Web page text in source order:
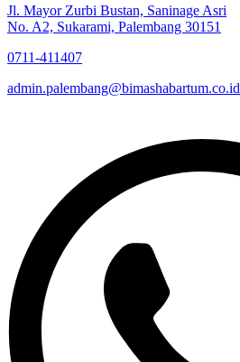
Jl. Mayor Zurbi Bustan, Saninage Asri
No. A2, Sukarami, Palembang 30151
0711-411407
admin.palembang@bimashabartum.co.id